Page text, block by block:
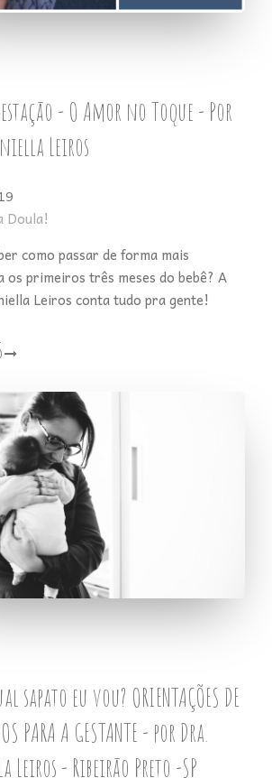
- O Amor no Toque - Por
Leiros
Doula!
como passar de forma mais
os primeiros três meses do bebê? A
Leiros conta tudo pra gente!
sapato eu vou? ORIENTAÇÕES DE
PARA A GESTANTE - por Dra.
Leiros - Ribeirão Preto -SP